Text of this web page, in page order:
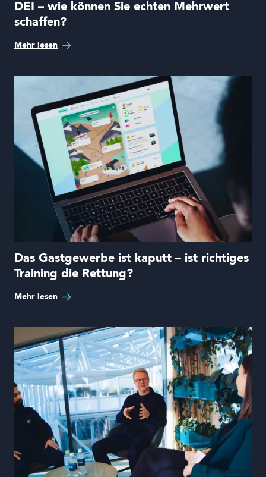
DEI – wie können Sie echten Mehrwert
schaffen?
Mehr lesen
Das Gastgewerbe ist kaputt – ist richtiges
Training die Rettung?
Mehr lesen